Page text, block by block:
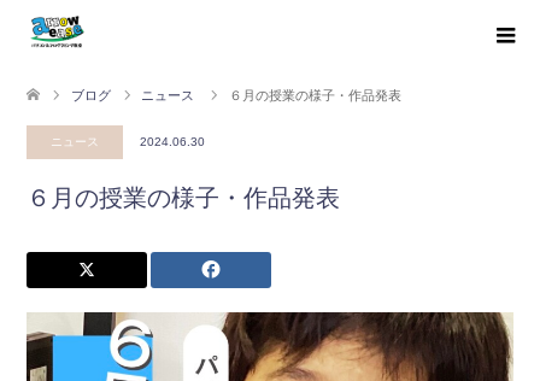
ブログ ニュース ６月の授業の様子・作品発表
ニュース 2024.06.30
６月の授業の様子・作品発表